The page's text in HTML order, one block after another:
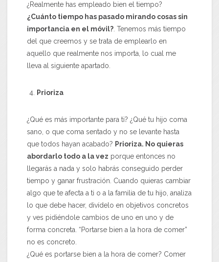
¿Realmente has empleado bien el tiempo?
¿Cuánto tiempo has pasado mirando cosas sin
importancia en el móvil? . Tenemos más tiempo
del que creemos y se trata de emplearlo en
aquello que realmente nos importa, lo cual me
lleva al siguiente apartado.
Prioriza
¿Qué es más importante para ti? ¿Qué tu hijo coma
sano, o que coma sentado y no se levante hasta
que todos hayan acabado? Prioriza. No quieras
abordarlo todo a la vez porque entonces no
llegarás a nada y solo habrás conseguido perder
tiempo y ganar frustración. Cuando quieras cambiar
algo que te afecta a ti o a la familia de tu hijo, analiza
lo que debe hacer, divídelo en objetivos concretos
y ves pidiéndole cambios de uno en uno y de
forma concreta. “Portarse bien a la hora de comer”
no es concreto.
¿Qué es portarse bien a la hora de comer? Comer